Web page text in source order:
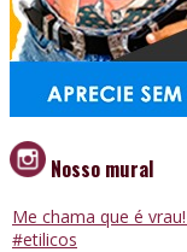
Nosso mural
Me chama que é
#etilicos